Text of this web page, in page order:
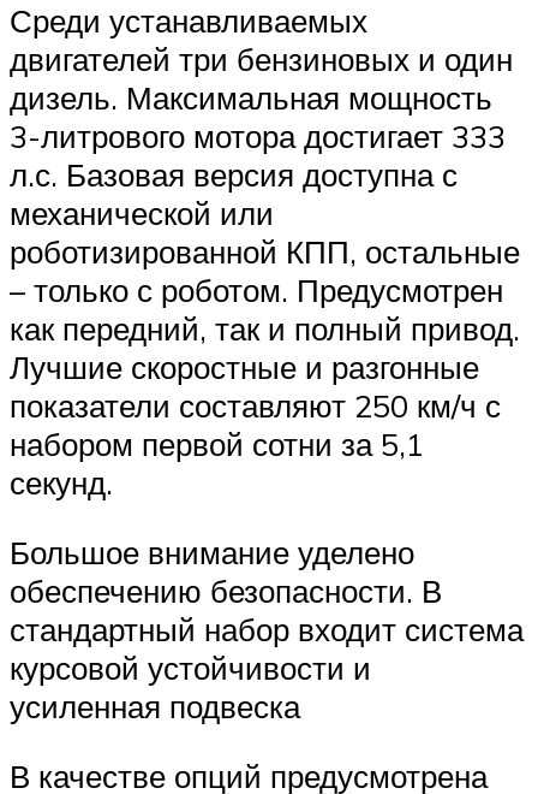
Среди устанавливаемых
двигателей три бензиновых и один
дизель. Максимальная мощность
3-литрового мотора достигает 333
л.с. Базовая версия доступна с
механической или
роботизированной КПП, остальные
– только с роботом. Предусмотрен
как передний, так и полный привод.
Лучшие скоростные и разгонные
показатели составляют 250 км/ч с
набором первой сотни за 5,1
секунд.
Большое внимание уделено
обеспечению безопасности. В
стандартный набор входит система
курсовой устойчивости и
усиленная подвеска
В качестве опций предусмотрена